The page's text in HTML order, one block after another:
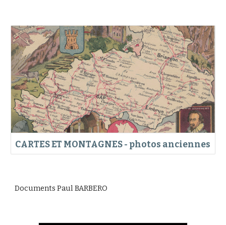
CARTES ET MONTAGNES - photos anciennes
Documents Paul BARBERO